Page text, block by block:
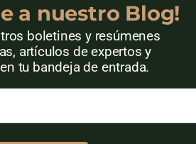
a nuestro Blog!
boletines y resúmenes
artículos de expertos y
tu bandeja de entrada.